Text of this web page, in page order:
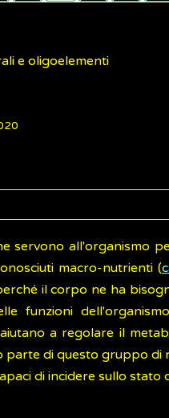
e oligoelementi
servono all'organismo
macro-nutrienti (
il corpo ne ha
funzioni
a regolare il
parte di questo gruppo di
di incidere sullo stato